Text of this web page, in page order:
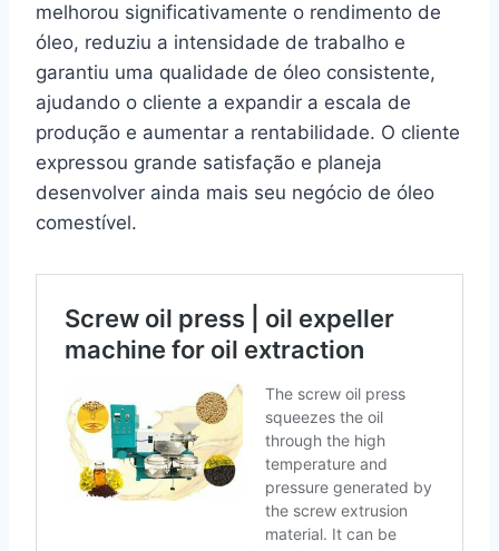
melhorou significativamente o rendimento de
óleo, reduziu a intensidade de trabalho e
garantiu uma qualidade de óleo consistente,
ajudando o cliente a expandir a escala de
produção e aumentar a rentabilidade. O cliente
expressou grande satisfação e planeja
desenvolver ainda mais seu negócio de óleo
comestível.